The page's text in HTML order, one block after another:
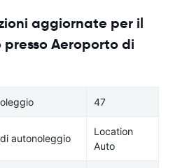
aggiornate per il
Aeroporto di
47
autonoleggio
Location
Auto